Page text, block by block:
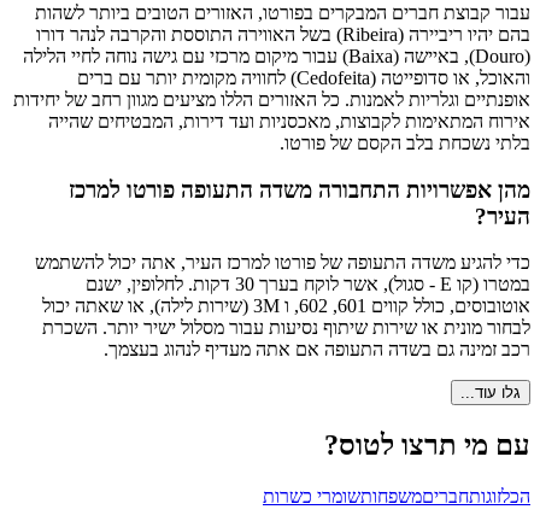
עבור קבוצת חברים המבקרים בפורטו, האזורים הטובים ביותר לשהות
בהם יהיו ריביירה (Ribeira) בשל האווירה התוססת והקרבה לנהר דורו
(Douro), באיישה (Baixa) עבור מיקום מרכזי עם גישה נוחה לחיי הלילה
והאוכל, או סדופייטה (Cedofeita) לחוויה מקומית יותר עם ברים
אופנתיים וגלריות לאמנות. כל האזורים הללו מציעים מגוון רחב של יחידות
אירוח המתאימות לקבוצות, מאכסניות ועד דירות, המבטיחים שהייה
בלתי נשכחת בלב הקסם של פורטו.
מהן אפשרויות התחבורה משדה התעופה פורטו למרכז
העיר?
כדי להגיע משדה התעופה של פורטו למרכז העיר, אתה יכול להשתמש
במטרו (קו E - סגול), אשר לוקח בערך 30 דקות. לחלופין, ישנם
אוטובוסים, כולל קווים 601, 602, ו 3M (שירות לילה), או שאתה יכול
לבחור מונית או שירות שיתוף נסיעות עבור מסלול ישיר יותר. השכרת
רכב זמינה גם בשדה התעופה אם אתה מעדיף לנהוג בעצמך.
גלו עוד...
עם מי תרצו לטוס?
הכלזוגותחבריםמשפחותשומרי כשרות